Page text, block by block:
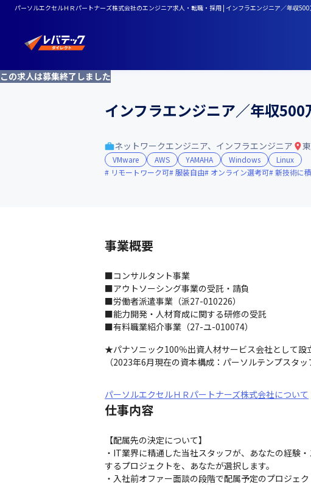
パーソルエクセルＨＲパートナーズ株式会社のエンジニア求人・転職・採用 | インフラエンジニア／年収
この求人は募集終了しました
インフラエンジニア／年収
ネットワークエンジニア、インフラエンジニア
VMware AWS YAMAHA Windows
Linux
リモートワーク可 服装自由 オンライン選考可 新技術に
事業概要
■コンサルタント事業
■アウトソーシング事業の受託・請負
■労働者派遣事業（派27-010226）
■能力開発・人材育成に関する研修の受託
■有料職業紹介事業（27-ユ-010074）
★パナソニック100％出資人材サービス会社として設
（2023年6月現在の資本構成：パーソルテンプスタ
パーソルエクセルＨＲパートナーズ株式会社について
仕事内容
【配属先の決定について】
・IT業界に精通した当社スタッフが、あなたの経験
するプロジェクトを、あなたが選択します。
・入社前オファー面談の段階で配属予定のプロジェ